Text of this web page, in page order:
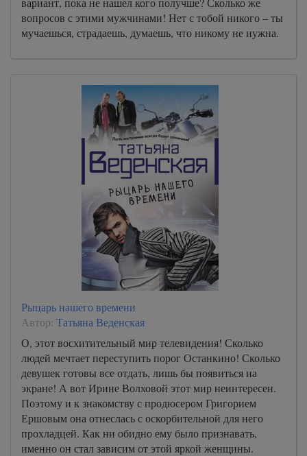
вопросов с этими мужчинами! Нет с тобой никого – ты
мучаешься, страдаешь, думаешь, что никому не нужна.
Рыцарь нашего времени
Автор: Татьяна Веденская
О, этот восхитительный мир телевидения! Сколько
людей мечтает переступить порог Останкино! Сколько
девушек готовы все отдать, лишь бы появиться на
экране! А вот Ирине Волховой этот мир неинтересен.
Поэтому и к знакомству с продюсером Григорием
Ершовым она отнеслась с оскорбительной для него
прохладцей. Как ни обидно ему было признавать,
именно он стал зависим от этой яркой женщины.